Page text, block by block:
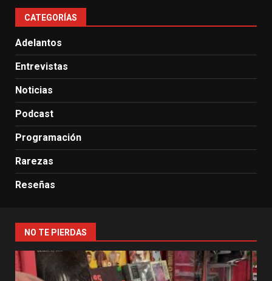
CATEGORÍAS
Adelantos
Entrevistas
Noticias
Podcast
Programación
Rarezas
Reseñas
NO TE PIERDAS